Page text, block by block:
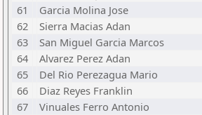
61
Garcia Molina Jose
62
Sierra Macias Adan
63
San Miguel Garcia Marcos
64
Alvarez Perez Adan
65
Del Rio Perezagua Mario
66
Diaz Reyes Franklin
67
Vinuales Ferro Antonio